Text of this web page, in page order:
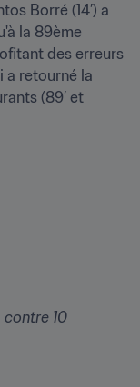
Borré (14’) a
la 89ème
des erreurs
a retourné la
(89’ et
contre 10